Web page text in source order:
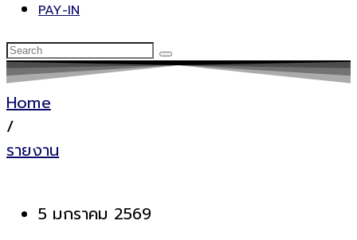
PAY-IN
Home
/
รายงาน
5 มกราคม 2569